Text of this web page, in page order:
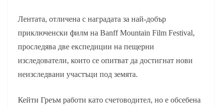
Лентата, отличена с наградата за най-добър
приключенски филм на Banff Mountain Film Festival,
проследява две експедиции на пещерни
изследователи, които се опитват да достигнат нови
неизследвани участъци под земята.
Кейти Греъм работи като счетоводител, но е обсебена